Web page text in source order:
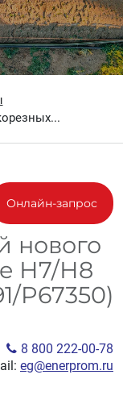
Онлайн-запрос
нового
Н7/Н8
P67350)
8 800 222-00-78
eg@enerprom.ru